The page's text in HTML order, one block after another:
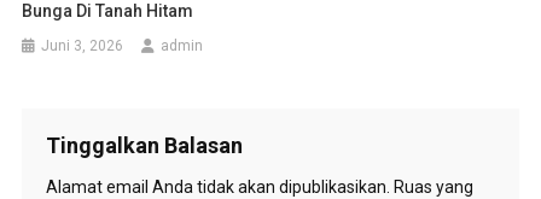
Bunga Di Tanah Hitam
Juni 3, 2026 admin
Tinggalkan Balasan
Alamat email Anda tidak akan dipublikasikan. Ruas yang